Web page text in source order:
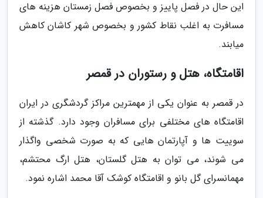
این حال در فصل پاییز و بخصوص فصل زمستان هزینه های
مسافرت به اغلب نقاط کشور و بخصوص شهر کاشان کاهش
میابند.
اقامتگاه، هتل و رستوران در قمصر
در قمصر به عنوان یکی از مهمترین مراکز گردشگری در ایران
اقامتگاه های مختلفی برای مسافران وجود دارد. گذشته از
سوییت ها و آپارتمان هایی که به صورت شخصی واگذار
می شوند، می توان به هتل گلستان، هتل ارگ محتشم،
مهمانسرای گل بانو و اقامتگاه کوشک آقا محمد اشاره نمود.